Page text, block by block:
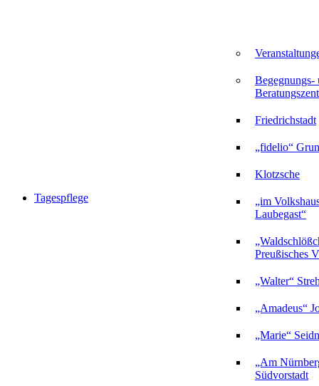
Tagespflege
Begegnungs-
Friedrichstadt
„fidelio“
Klotzsche
„im
Laubegast“
Preußisches
„Walter“
„Amadeus“
„Marie“
„Am
Südvorstadt